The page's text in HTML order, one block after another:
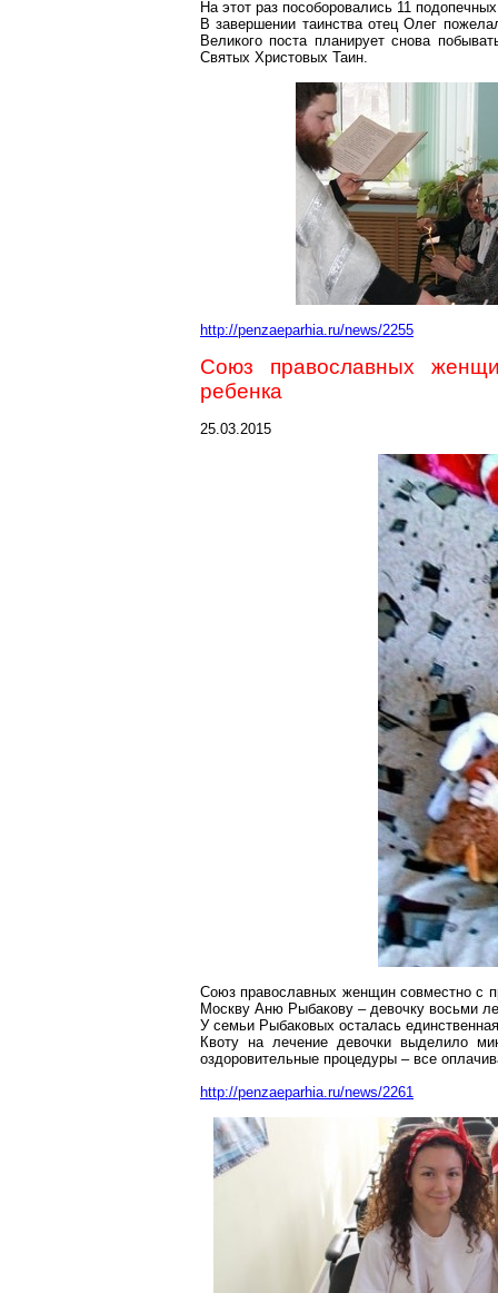
На этот раз пособоровались 11
В завершении таинства отец Олег
Великого поста планирует снова
Святых Христовых Таин.
http://penzaeparhia.ru/news/2255
Союз православных
ребенка
25.03.2015
Союз православных женщин совместно с
Москву Аню Рыбакову – девочку восьми
У семьи Рыбаковых осталась
Квоту на лечение девочки выделило
оздоровительные процедуры – все
http://penzaeparhia.ru/news/2261